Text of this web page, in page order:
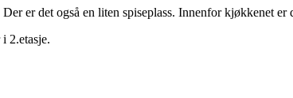
er det også en liten spiseplass. Innenfor kjøkkenet er
2.etasje.